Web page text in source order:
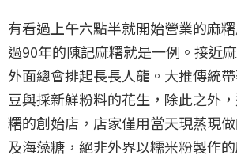
有看過上午六點半就開始營業的麻
過90年的陳記麻糬就是一例。接近
外面總會排起長長人龍。大推傳統
豆與採新鮮粉料的花生，除此之外
糬的創始店，店家僅用當天現蒸現
及海藻糖，絕非外界以糯米粉製作